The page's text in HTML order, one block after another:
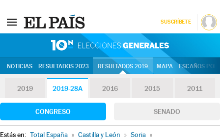
SUSCRÍBETE
NOTICIAS RESULTADOS 2023 RESULTADOS 2019 MAPA ESCAÑOS
2019 2019-28A 2016 2015 2011
CONGRESO SENADO
Estás en: Total España » Castilla y León » Soria »